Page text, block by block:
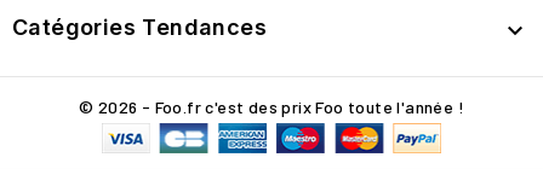
Catégories Tendances 
© 2026 - Foo.fr c'est des prix Foo toute l'année !